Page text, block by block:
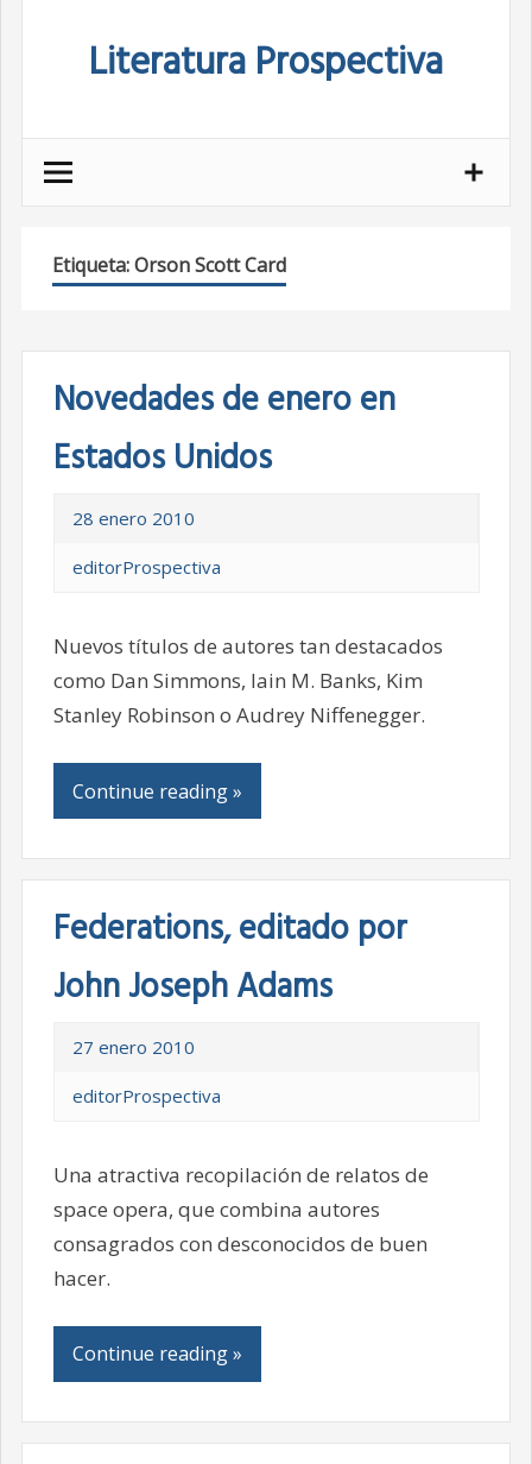
Literatura Prospectiva
Etiqueta:Orson Scott Card
Novedades de enero en
Estados Unidos
28 enero 2010
editorProspectiva
Nuevos títulos de autores tan destacados
como Dan Simmons, Iain M. Banks, Kim
Stanley Robinson o Audrey Niffenegger.
Continue reading »
Federations, editado por
John Joseph Adams
27 enero 2010
editorProspectiva
Una atractiva recopilación de relatos de
space opera, que combina autores
consagrados con desconocidos de buen
hacer.
Continue reading »